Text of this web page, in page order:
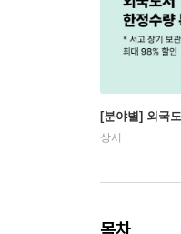
[분야별] 외국
상시
목차